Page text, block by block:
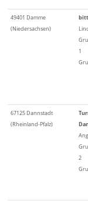
49401 Damme
(Niedersachsen)
1
67125 Dannstadt
(Rheinland-Pfalz)
2